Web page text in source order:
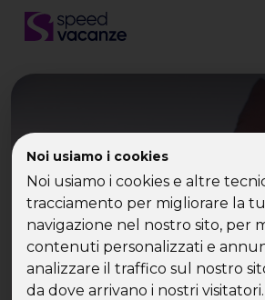
Noi usiamo i cookies
Noi usiamo i cookies e altre
tracciamento per migliorare la
navigazione nel nostro sito, per
contenuti personalizzati e
analizzare il traffico sul nostro
da dove arrivano i nostri visitatori.
Offerta
2007 con Speed
| La tua
Non aspettare l'Estate!
vacanza per single